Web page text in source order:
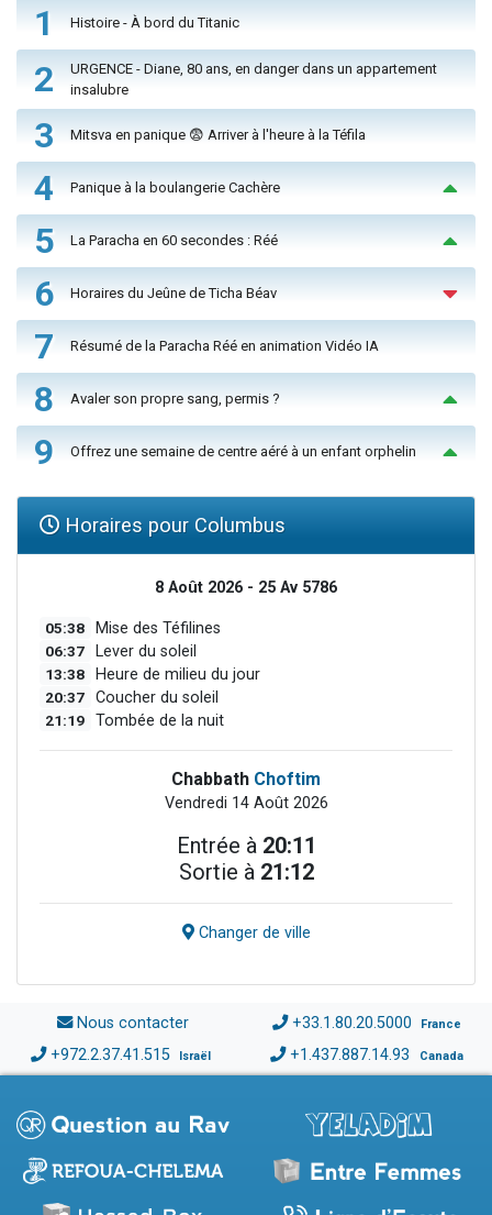
1 Histoire - À bord du Titanic
2
URGENCE - Diane, 80 ans, en danger dans un appartement
insalubre
3 Mitsva en panique 😨 Arriver à l'heure à la Téfila
4 Panique à la boulangerie Cachère
5 La Paracha en 60 secondes : Réé
6 Horaires du Jeûne de Ticha Béav
7 Résumé de la Paracha Réé en animation Vidéo IA
8 Avaler son propre sang, permis ?
9 Offrez une semaine de centre aéré à un enfant orphelin
Horaires pour Columbus
8 Août 2026 - 25 Av 5786
05:38 Mise des Téfilines
06:37 Lever du soleil
13:38 Heure de milieu du jour
20:37 Coucher du soleil
21:19 Tombée de la nuit
Chabbath Choftim
Vendredi 14 Août 2026
Entrée à 20:11
Sortie à 21:12
Changer de ville
Nous contacter +33.1.80.20.5000 France
+972.2.37.41.515 Israël +1.437.887.14.93 Canada